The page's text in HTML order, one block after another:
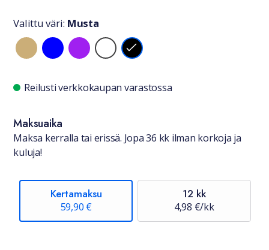
Valitse väri
Valittu väri: Musta
Saatavuustiedot
Reilusti verkkokaupan varastossa
Maksuaika
Maksa kerralla tai erissä. Jopa 36 kk ilman korkoja ja
kuluja!
Kertamaksu
59,90 €
12 kk
4,98 €/kk